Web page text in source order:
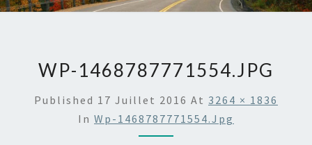
WP-1468787771554.JPG
Published 17 Juillet 2016 At 3264 × 1836
In Wp-1468787771554.jpg